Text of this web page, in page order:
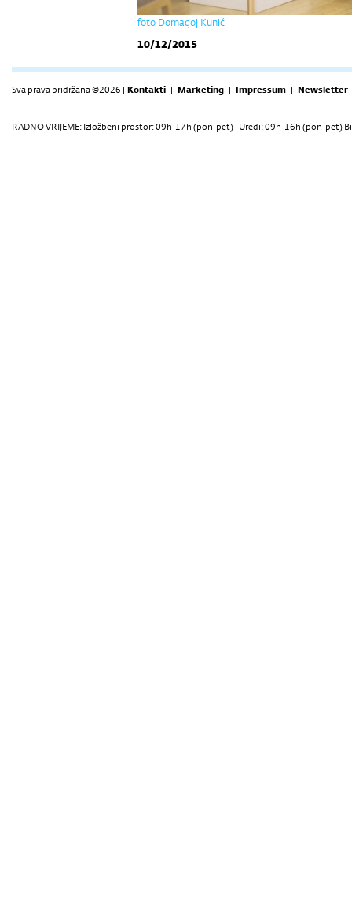
foto Domagoj Kunić
10/12/2015
Sva prava pridržana ©2026 | Kontakti | Marketing | Impressum | Newsletter
RADNO VRIJEME: Izložbeni prostor: 09h-17h (pon-pet) | Uredi: 09h-16h (pon-pet)